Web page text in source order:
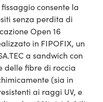
consente la
senza perdita di
Open 16
in FIPOFIX, un
a sandwich con
delle fibre di roccia
(sia in
ai raggi UV, e